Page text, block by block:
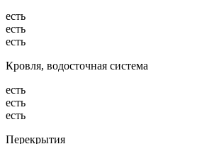
есть
есть
есть
Кровля, водосточная система
есть
есть
есть
Перекрытия